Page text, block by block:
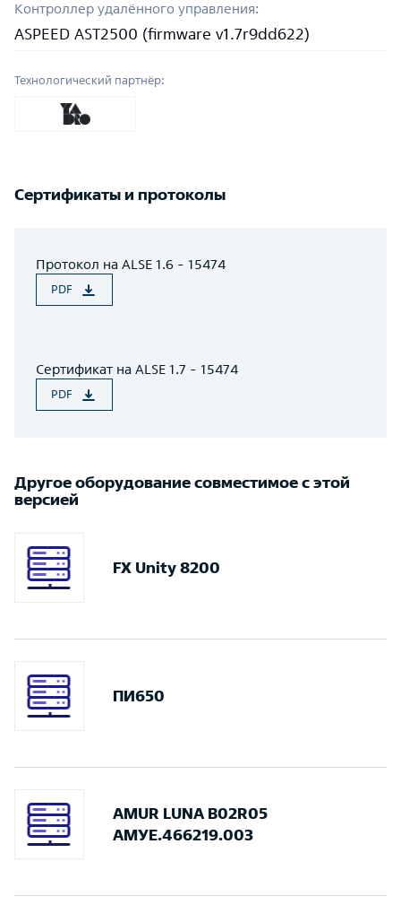
Контроллер удалённого управления:
ASPEED AST2500 (firmware v1.7r9dd622)
Технологический партнёр:
Сертификаты и протоколы
Протокол на ALSE 1.6 - 15474
PDF
Сертификат на ALSE 1.7 - 15474
PDF
Другое оборудование совместимое с этой
версией
FX Unity 8200
ПИ650
AMUR LUNA B02R05
АМУЕ.466219.003